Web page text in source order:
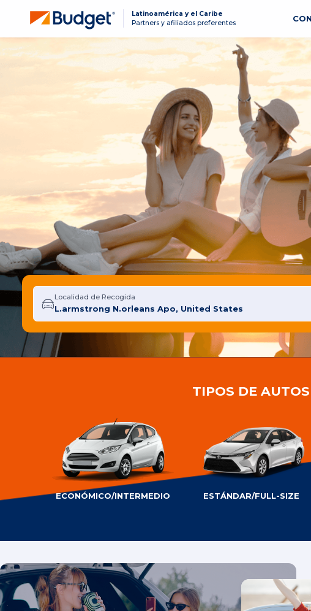
Latinoamérica y el Caribe
Partners y afiliados preferentes
Localidad de Recogida
TIPOS DE
ECONÓMICO/INTERMEDIO ESTÁNDAR/FULL-SIZE